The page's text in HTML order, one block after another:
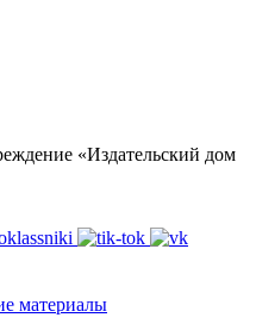
«Издательский дом
материалы